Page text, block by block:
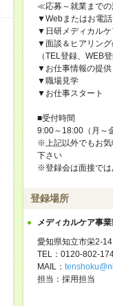
≪応募～就業まで
▼Webまたはお電
▼日研メディカルケ
▼面談＆ヒアリン
（TEL登録、WEB
▼お仕事情報の提供
▼職場見学
▼お仕事スタート
■受付時間
9:00～18:00（月～
※上記以外でもお気
下さい
※登録会は面接では
登録場所
メディカルケア事
愛知県知立市栄2-
TEL：0120-802-
MAIL：
担当：採用担当